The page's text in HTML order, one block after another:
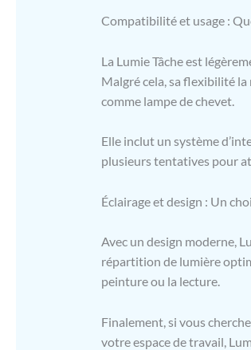
Compatibilité et usage :
La Lumie Tâche est
Malgré cela, sa flexibilité la
comme lampe de chevet.
Elle inclut un système
plusieurs tentatives pour
Éclairage et design : Un
Avec un design moderne,
répartition de lumière
peinture ou la lecture.
Finalement, si vous
votre espace de travail,